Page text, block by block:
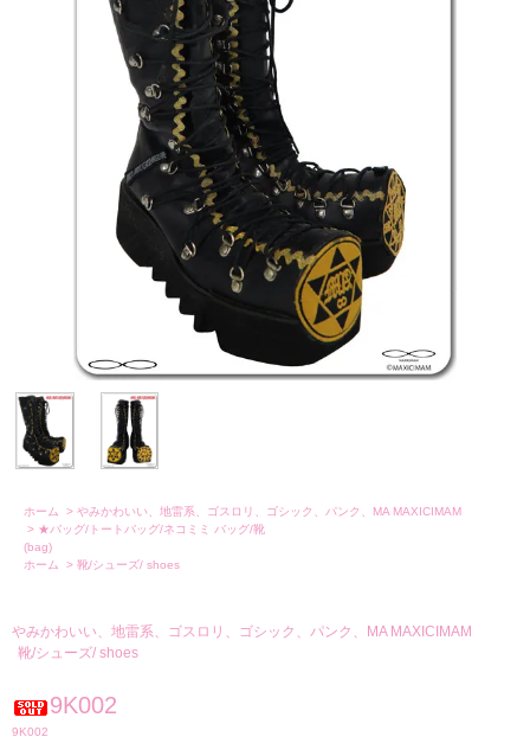
ホーム > やみかわいい、地雷系、ゴスロリ、ゴシック、パンク、MA MAXICIMAM
> ★バッグ/トートバッグ/ネコミミ バッグ/靴
(bag)
ホーム
> 靴/シューズ/ shoes
やみかわいい、地雷系、ゴスロリ、ゴシック、パンク、MA MAXICIMAM
靴/シューズ/ shoes
9K002
9K002